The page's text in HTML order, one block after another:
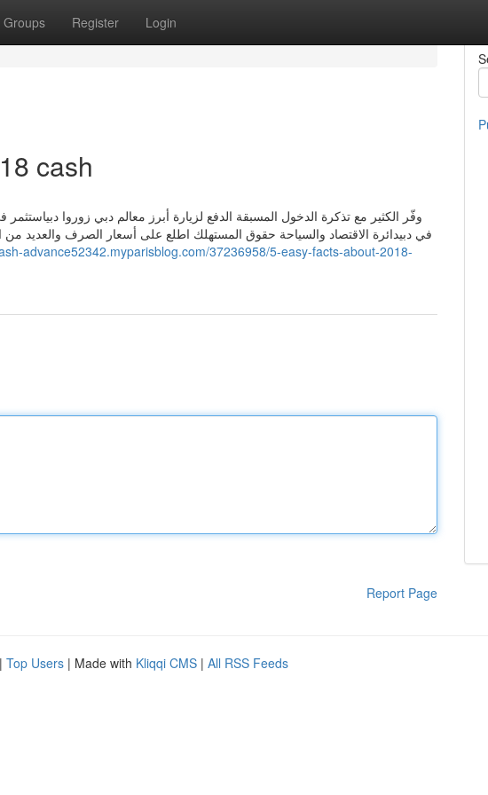
Groups Register Login
cash
وفّر الكثير مع تذكرة الدخول المسبقة الدفع لزيارة أبرز معالم دبي زوروا
في دبيدائرة الاقتصاد والسياحة حقوق المستهلك اطلع على أسعار الصرف والعديد من
advance52342.myparisblog.com/37236958/5-easy-facts-about-2018-
Report Page
| Top Users | Made with Kliqqi CMS | All RSS Feeds